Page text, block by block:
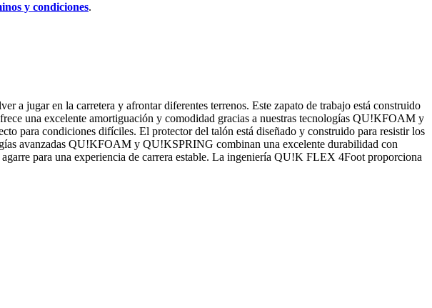
y condiciones.
jugar en la carretera y afrontar diferentes terrenos. Este zapato de trabajo está construido
una excelente amortiguación y comodidad gracias a nuestras tecnologías QU!KFOAM y
para condiciones difíciles. El protector del talón está diseñado y construido para resistir los
avanzadas QU!KFOAM y QU!KSPRING combinan una excelente durabilidad con
para una experiencia de carrera estable. La ingeniería QU!K FLEX 4Foot proporciona